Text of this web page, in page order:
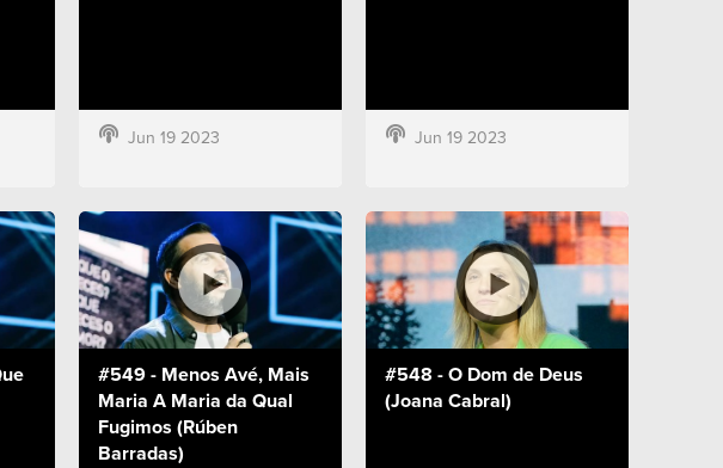
Jun 19 2023 Jun 19 2023
#549 - Menos Avé, Mais
Maria A Maria da Qual
Fugimos (Rúben
Barradas)
#548 - O Dom de Deus
(Joana Cabral)